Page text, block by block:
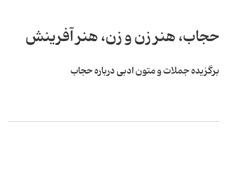
حجاب، هنر زن و زن، هنر آفرینش
برگزیده جملات و متون ادبی درباره حجاب